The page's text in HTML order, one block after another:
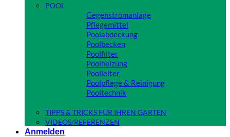
POOL
Gegenstromanlage
Pflegemittel
Poolabdeckung
Poolbecken
Poolfilter
Poolheizung
Poolleiter
Poolpflege & Reinigung
Pooltechnik
TIPPS & TRICKS FÜR IHREN GARTEN
VIDEOS/REFERENZEN
Anmelden